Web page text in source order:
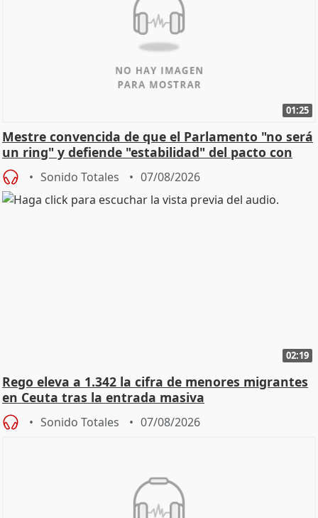
01:25
Mestre convencida de que el Parlamento "no será
un ring" y defiende "estabilidad" del pacto con
Vox
Sonido Totales 07/08/2026
02:19
Rego eleva a 1.342 la cifra de menores migrantes
en Ceuta tras la entrada masiva
Sonido Totales 07/08/2026